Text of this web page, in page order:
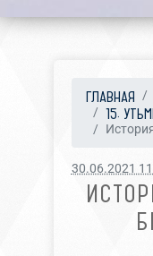
ГЛАВНАЯ
15.
30.06.2021